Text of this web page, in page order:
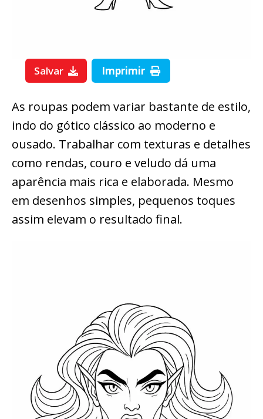
Salvar Imprimir
As roupas podem variar bastante de estilo,
indo do gótico clássico ao moderno e
ousado. Trabalhar com texturas e detalhes
como rendas, couro e veludo dá uma
aparência mais rica e elaborada. Mesmo
em desenhos simples, pequenos toques
assim elevam o resultado final.